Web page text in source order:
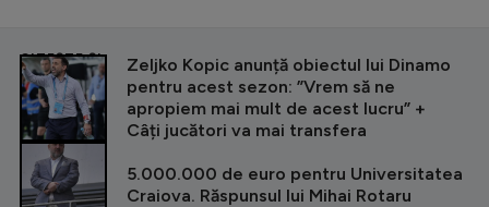
CITEȘTE ȘI
Zeljko Kopic anunță obiectul lui Dinamo
pentru acest sezon: ”Vrem să ne
apropiem mai mult de acest lucru” +
Câți jucători va mai transfera
5.000.000 de euro pentru Universitatea
Craiova. Răspunsul lui Mihai Rotaru